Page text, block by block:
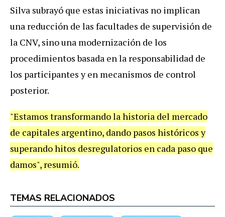
Silva subrayó que estas iniciativas no implican
una reducción de las facultades de supervisión de
la CNV, sino una modernización de los
procedimientos basada en la responsabilidad de
los participantes y en mecanismos de control
posterior.
"Estamos transformando la historia del mercado
de capitales argentino, dando pasos históricos y
superando hitos desregulatorios en cada paso que
damos", resumió.
TEMAS RELACIONADOS